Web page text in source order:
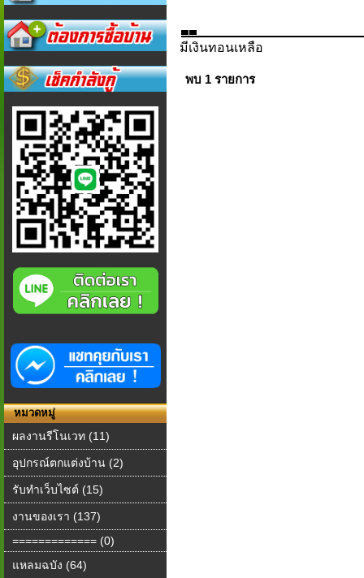
หมวดหมู่
ผลงานรีโนเวท (11)
อุปกรณ์ตกแต่งบ้าน (2)
รับทำเว็บไซต์ (15)
งานของเรา (137)
============= (0)
แหลมฉบัง (64)
มีเงินทอนเหลือ
พบ 1 รายการ